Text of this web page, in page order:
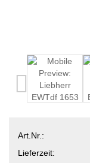
Art.Nr.:
Lieferzeit: